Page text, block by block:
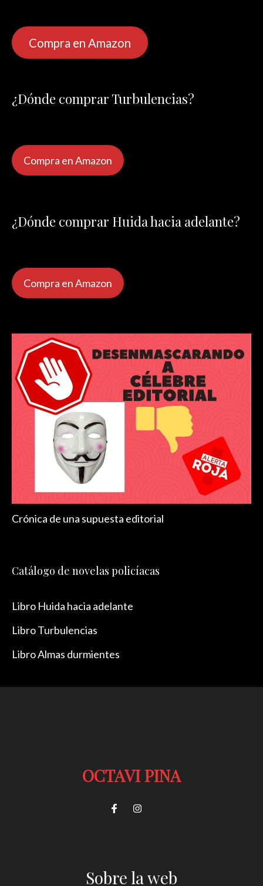
Compra en Amazon
¿Dónde comprar Turbulencias?
Compra en Amazon
¿Dónde comprar Huida hacia adelante?
Compra en Amazon
Crónica de una supuesta editorial
Catálogo de novelas policíacas
Libro Huida hacia adelante
Libro Turbulencias
Libro Almas durmientes
OCTAVI PINA
Sobre la web